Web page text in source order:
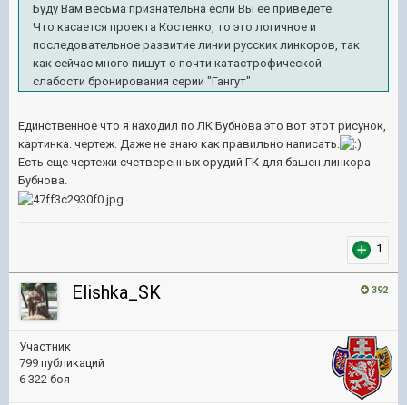
Буду Вам весьма признательна если Вы ее приведете.
Что касается проекта Костенко, то это логичное и
последовательное развитие линии русских линкоров, так
как сейчас много пишут о почти катастрофической
слабости бронирования серии "Гангут"
Единственное что я находил по ЛК Бубнова это вот этот рисунок,
картинка. чертеж. Даже не знаю как правильно написать.
Есть еще чертежи счетверенных орудий ГК для башен линкора
Бубнова.
1
392
Elishka_SK
Участник
799 публикаций
6 322 боя